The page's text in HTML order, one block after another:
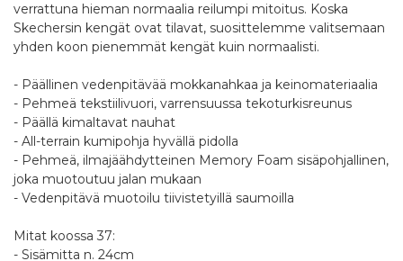
verrattuna hieman normaalia reilumpi mitoitus. Koska
Skechersin kengät ovat tilavat, suosittelemme valitsemaan
yhden koon pienemmät kengät kuin normaalisti.
- Päällinen vedenpitävää mokkanahkaa ja keinomateriaalia
- Pehmeä tekstiilivuori, varrensuussa tekoturkisreunus
- Päällä kimaltavat nauhat
- All-terrain kumipohja hyvällä pidolla
- Pehmeä, ilmajäähdytteinen Memory Foam sisäpohjallinen,
joka muotoutuu jalan mukaan
- Vedenpitävä muotoilu tiivistetyillä saumoilla
Mitat koossa 37:
- Sisämitta n. 24cm